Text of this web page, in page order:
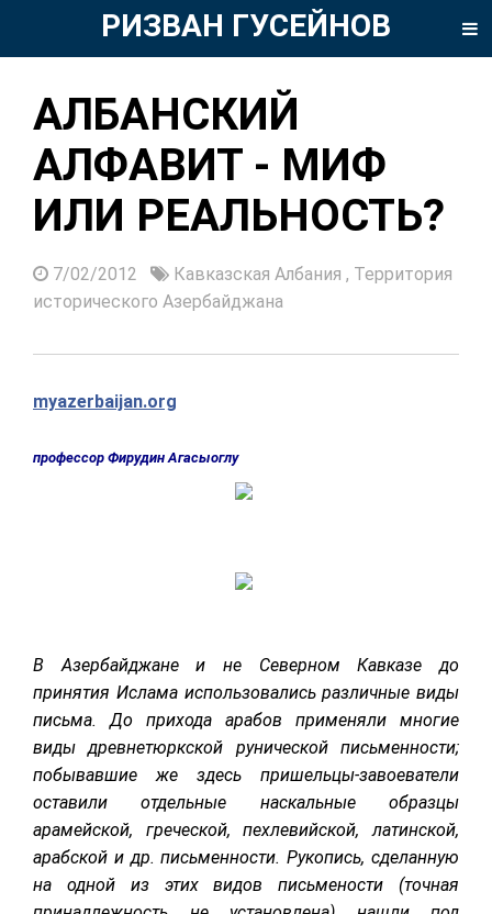
РИЗВАН ГУСЕЙНОВ
АЛБАНСКИЙ
АЛФАВИТ - МИФ
ИЛИ РЕАЛЬНОСТЬ?
7/02/2012 Кавказская Албания , Территория
исторического Азербайджана
myazerbaijan.org
профессор Фирудин Агасыоглу
В Азербайджане и не Северном Кавказе до
принятия Ислама использовались различные виды
письма. До прихода арабов применяли многие
виды древнетюркской рунической письменности;
побывавшие же здесь пришельцы-завоеватели
оставили отдельные наскальные образцы
арамейской, греческой, пехлевийской, латинской,
арабской и др. письменности. Рукопись, сделанную
на одной из этих видов письмености (точная